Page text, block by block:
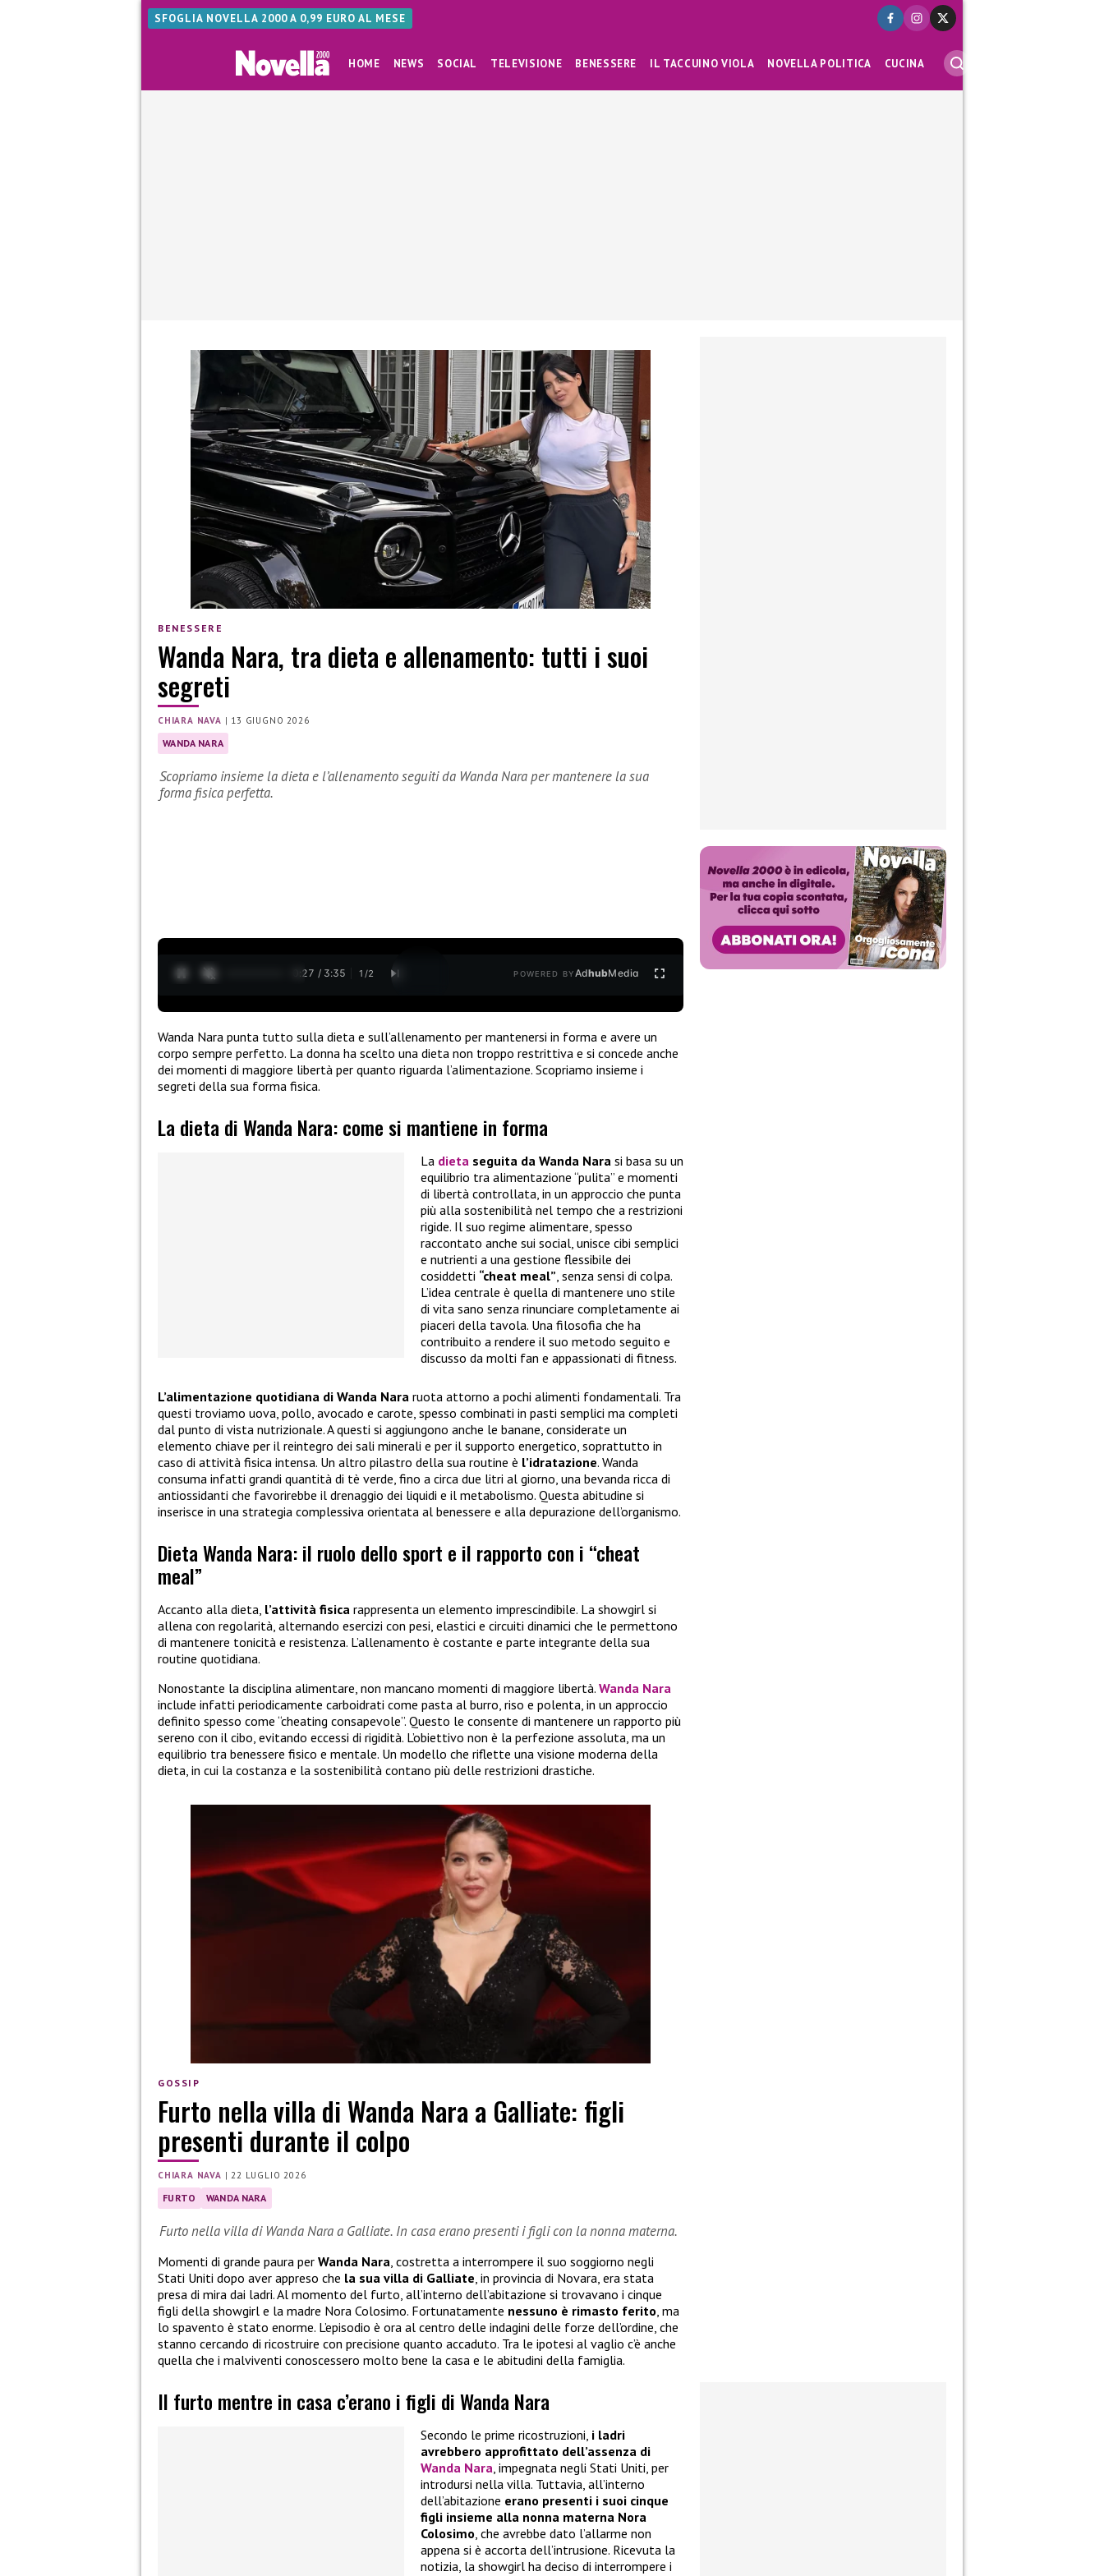
SFOGLIA NOVELLA 2000 A 0,99 EURO AL MESE
HOME NEWS SOCIAL TELEVISIONE BENESSERE IL TACCUINO VIOLA NOVELLA POLITICA CUCINA
BENESSERE
Wanda Nara, tra dieta e allenamento: tutti i suoi
segreti
CHIARA NAVA | 13 GIUGNO 2026
WANDA NARA
Scopriamo insieme la dieta e l’allenamento seguiti da Wanda Nara per mantenere la sua
forma fisica perfetta.
0:28 / 3:35 1 /2 POWERED BYAdhubMedia
Wanda Nara punta tutto sulla dieta e sull’allenamento per mantenersi in forma e avere un
corpo sempre perfetto. La donna ha scelto una dieta non troppo restrittiva e si concede anche
dei momenti di maggiore libertà per quanto riguarda l’alimentazione. Scopriamo insieme i
segreti della sua forma fisica.
La dieta di Wanda Nara: come si mantiene in forma
La dieta seguita da Wanda Nara si basa su un
equilibrio tra alimentazione “pulita” e momenti
di libertà controllata, in un approccio che punta
più alla sostenibilità nel tempo che a restrizioni
rigide. Il suo regime alimentare, spesso
raccontato anche sui social, unisce cibi semplici
e nutrienti a una gestione flessibile dei
cosiddetti “cheat meal”, senza sensi di colpa.
L’idea centrale è quella di mantenere uno stile
di vita sano senza rinunciare completamente ai
piaceri della tavola. Una filosofia che ha
contribuito a rendere il suo metodo seguito e
discusso da molti fan e appassionati di fitness.
L’alimentazione quotidiana di Wanda Nara ruota attorno a pochi alimenti fondamentali. Tra
questi troviamo uova, pollo, avocado e carote, spesso combinati in pasti semplici ma completi
dal punto di vista nutrizionale. A questi si aggiungono anche le banane, considerate un
elemento chiave per il reintegro dei sali minerali e per il supporto energetico, soprattutto in
caso di attività fisica intensa. Un altro pilastro della sua routine è l’idratazione. Wanda
consuma infatti grandi quantità di tè verde, fino a circa due litri al giorno, una bevanda ricca di
antiossidanti che favorirebbe il drenaggio dei liquidi e il metabolismo. Questa abitudine si
inserisce in una strategia complessiva orientata al benessere e alla depurazione dell’organismo.
Dieta Wanda Nara: il ruolo dello sport e il rapporto con i “cheat
meal”
Accanto alla dieta, l’attività fisica rappresenta un elemento imprescindibile. La showgirl si
allena con regolarità, alternando esercizi con pesi, elastici e circuiti dinamici che le permettono
di mantenere tonicità e resistenza. L’allenamento è costante e parte integrante della sua
routine quotidiana.
Nonostante la disciplina alimentare, non mancano momenti di maggiore libertà. Wanda Nara
include infatti periodicamente carboidrati come pasta al burro, riso e polenta, in un approccio
definito spesso come “cheating consapevole”. Questo le consente di mantenere un rapporto più
sereno con il cibo, evitando eccessi di rigidità. L’obiettivo non è la perfezione assoluta, ma un
equilibrio tra benessere fisico e mentale. Un modello che riflette una visione moderna della
dieta, in cui la costanza e la sostenibilità contano più delle restrizioni drastiche.
GOSSIP
Furto nella villa di Wanda Nara a Galliate: figli
presenti durante il colpo
CHIARA NAVA |22 LUGLIO 2026
FURTO WANDA NARA
Furto nella villa di Wanda Nara a Galliate. In casa erano presenti i figli con la nonna materna.
Momenti di grande paura per Wanda Nara , costretta a interrompere il suo soggiorno negli
Stati Uniti dopo aver appreso che la sua villa di Galliate , in provincia di Novara, era stata
presa di mira dai ladri. Al momento del furto, all’interno dell’abitazione si trovavano i cinque
figli della showgirl e la madre Nora Colosimo. Fortunatamente nessuno è rimasto ferito , ma
lo spavento è stato enorme. L’episodio è ora al centro delle indagini delle forze dell’ordine, che
stanno cercando di ricostruire con precisione quanto accaduto. Tra le ipotesi al vaglio c’è anche
quella che i malviventi conoscessero molto bene la casa e le abitudini della famiglia.
Il furto mentre in casa c’erano i figli di Wanda Nara
Secondo le prime ricostruzioni, i ladri
avrebbero approfittato dell’assenza di
Wanda Nara , impegnata negli Stati Uniti, per
introdursi nella villa. Tuttavia, all’interno
dell’abitazione erano presenti i suoi cinque
figli insieme alla nonna materna Nora
Colosimo , che avrebbe dato l’allarme non
appena si è accorta dell’intrusione. Ricevuta la
notizia, la showgirl ha deciso di interrompere i